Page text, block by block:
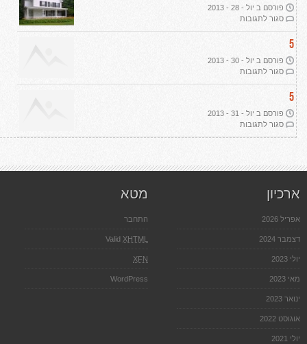
אמיתית פורסם ב יול - 28 - 2013
סגור לתגובותעל
5
פורסם ב יול - 30 - 2013
סגור לתגובותעל
5
פורסם ב יול - 31 - 2013
סגור לתגובותעל
ארכיון
אפריל 2026
דצמבר 2024
יולי 2023
מאי 2023
ינואר 2023
אוגוסט 2022
יולי 2021
מטא
התחבר
Valid XHTML
XFN
WordPress